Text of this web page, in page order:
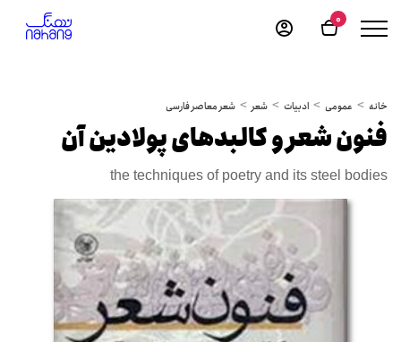
0
خانه عمومی ادبیات شعر شعر معاصر فارسی
فنون شعر و کالبدهای پولادین آن
the techniques of poetry and its steel bodies